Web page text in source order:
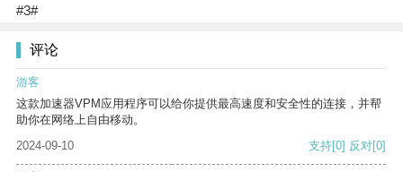
#3#
评论
游客
这款加速器VPM应用程序可以给你提供最高速度和安全性的连接，并帮
助你在网络上自由移动。
2024-09-10
支持[0] 反对[0]